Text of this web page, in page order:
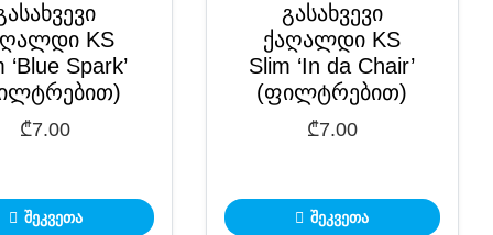
KS
‘Blue Spark’
₾7.00
შეკვეთა
გასახვევი
ქაღალდი KS
Slim ‘In da Chair’
(ფილტრებით)
₾7.00
შეკვეთა